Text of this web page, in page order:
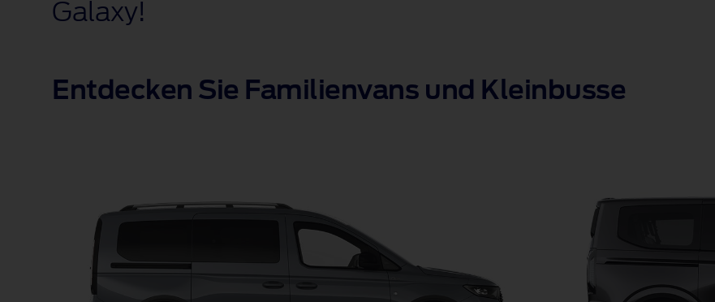
Galaxy!
Entdecken Sie Familienvans und Kleinbusse